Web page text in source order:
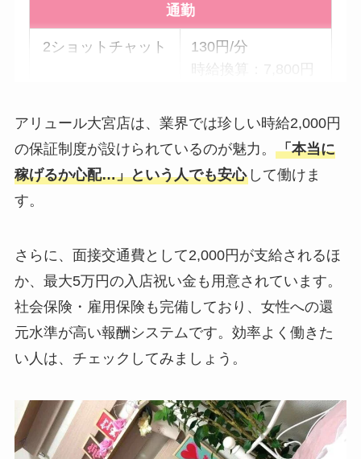
通勤
2ショットチャット
130円/分
時給換算：7,800円
ト
時給換算：3,000円
× 参加人数
2ショットチャット
130円/分
時給換算：7,800円
パーティーチャッ
ト
50円/分 × 参加人数
時給換算：3,000円
× 参加人数
アリュール大宮店は、業界では珍しい時給2,000円
の保証制度が設けられているのが魅力。 「本当に
稼げるか心配…」という人でも安心して働けま
す。
さらに、面接交通費として2,000円が支給されるほ
か、最大5万円の入店祝い金も用意されています。
社会保険・雇用保険も完備しており、女性への還
元水準が高い報酬システムです。効率よく働きた
い人は、チェックしてみましょう。